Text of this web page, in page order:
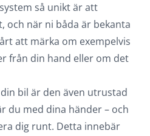
så unikt är att
och när ni båda är bekanta
att märka om exempelvis
från din hand eller om det
bil är den även utrustad
du med dina händer – och
dig runt. Detta innebär